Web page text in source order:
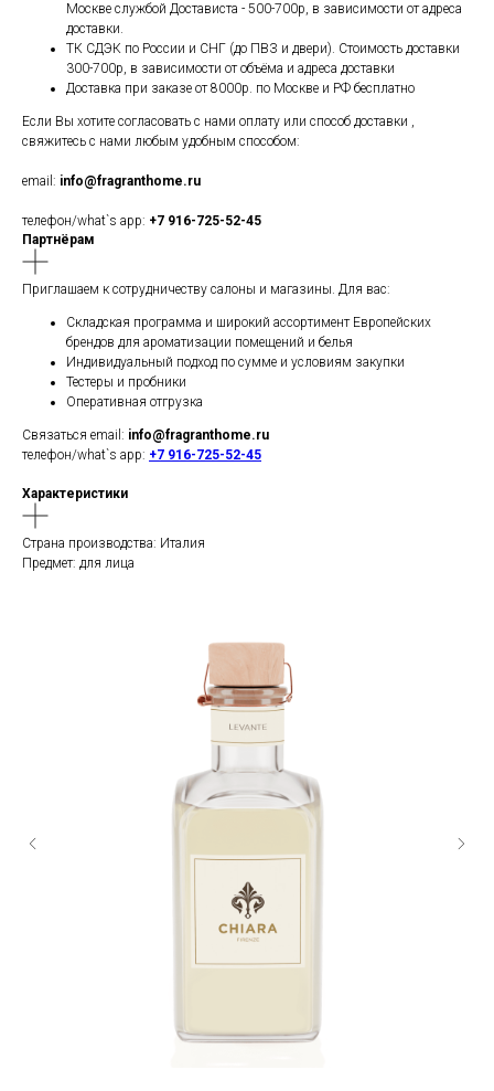
Москве службой Достависта - 500-700р, в зависимости от адреса
доставки.
ТК СДЭК по России и СНГ (до ПВЗ и двери). Стоимость доставки
300-700р, в зависимости от объёма и адреса доставки
Доставка при заказе от 8000р. по Москве и РФ бесплатно
Если Вы хотите согласовать с нами оплату или способ доставки ,
свяжитесь с нами любым удобным способом:
email: info@fragranthome.ru
телефон/what`s app: +7 916-725-52-45
Партнёрам
Приглашаем к сотрудничеству салоны и магазины. Для вас:
Складская программа и широкий ассортимент Европейских
брендов для ароматизации помещений и белья
Индивидуальный подход по сумме и условиям закупки
Тестеры и пробники
Оперативная отгрузка
Связаться email: info@fragranthome.ru
телефон/what`s app: +7 916-725-52-45
Характеристики
Страна производства: Италия
Предмет: для лица